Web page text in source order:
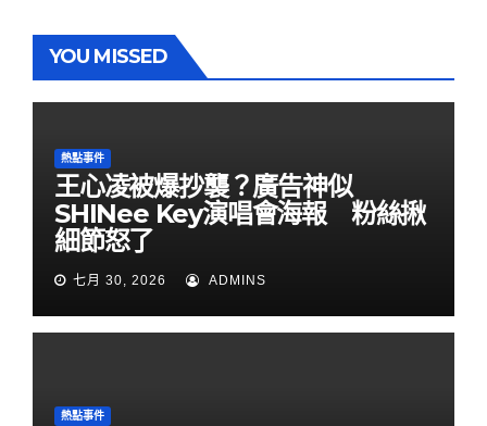
YOU MISSED
熱點事件
王心凌被爆抄襲？廣告神似
SHINee Key演唱會海報 粉絲揪
細節怒了
七月 30, 2026 ADMINS
熱點事件